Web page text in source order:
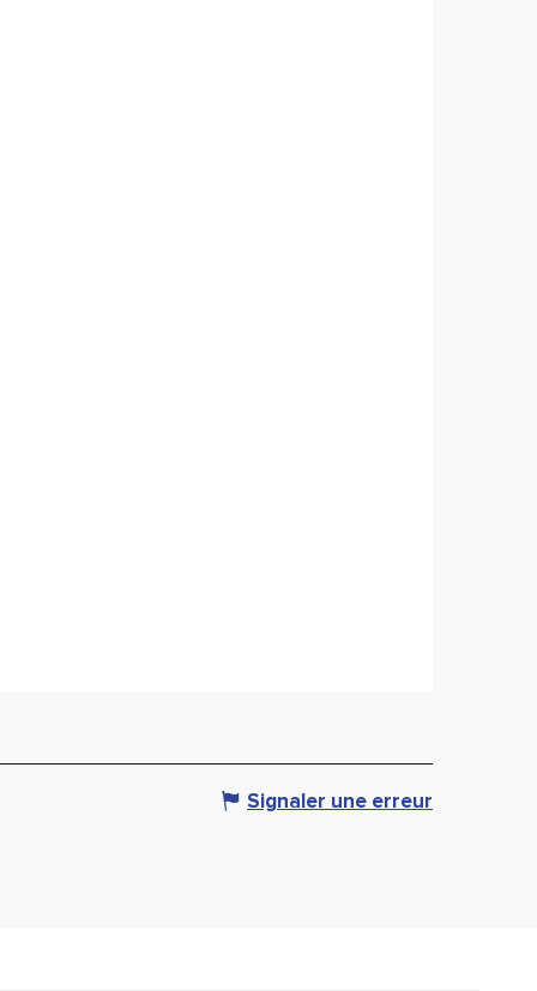
Signaler une erreur